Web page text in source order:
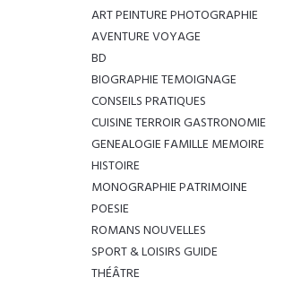
ART PEINTURE PHOTOGRAPHIE
AVENTURE VOYAGE
BD
BIOGRAPHIE TEMOIGNAGE
CONSEILS PRATIQUES
CUISINE TERROIR GASTRONOMIE
GENEALOGIE FAMILLE MEMOIRE
HISTOIRE
MONOGRAPHIE PATRIMOINE
POESIE
ROMANS NOUVELLES
SPORT & LOISIRS GUIDE
THÉÂTRE